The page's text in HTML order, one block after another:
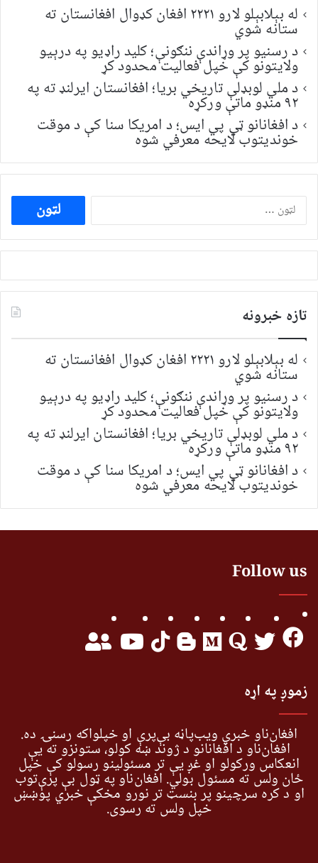
له بېلابېلو لارو ۲۲۲۱ افغان کډوال افغانستان ته
ستانه شوي
د رسنیو پر وړاندې ننګونې؛ کلید راډیو په درېیو
ولایتونو کې خپل فعالیت محدود کړ
د ملي لوبډلې تاریخي بریا؛ افغانستان ایرلنډ ته په
۹۲ منډو ماتې ورکړه
د افغانانو ټي پي ایس؛ د امریکا سنا کې د موقت
خونديتوب لایحه معرفي شوه
ددی
لپاره
لټون:
تازه خبرونه
له بېلابېلو لارو ۲۲۲۱ افغان کډوال افغانستان ته
ستانه شوي
د رسنیو پر وړاندې ننګونې؛ کلید راډیو په درېیو
ولایتونو کې خپل فعالیت محدود کړ
د ملي لوبډلې تاریخي بریا؛ افغانستان ایرلنډ ته په
۹۲ منډو ماتې ورکړه
د افغانانو ټي پي ایس؛ د امریکا سنا کې د موقت
خونديتوب لایحه معرفي شوه
Follow us
زموږ په اړه
افغان‌ناو خبري ویب‌پاڼه بې‌پرې او خپلواکه رسنۍ ده.
افغان‌ناو د افغانانو د ژوند ښه کولو، ستونزو ته یې
انعکاس ورکولو او غږ یې تر مسئولینو رسولو کې خپل
ځان ولس ته مسئول بولي. افغان‌ناو په ټول بې پرې‌توب
او د کره سرچینو پر بنسټ تر نورو مخکې خبري پوښښ
خپل ولس ته رسوي.